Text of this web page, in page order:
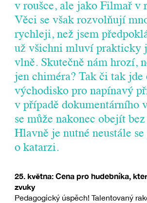
v roušce, ale jako Filmař v
Věci se však rozvolňují
rychleji, než jsem
už všichni mluví prakticky
vlně. Skutečně nám hrozí,
jen chiméra? Tak či tak jde
východisko pro napínavý
v případě dokumentárního
se může nakonec obejít
Hlavně je nutné neustále se
o katarzi.
25. května: Cena pro hudebníka,
zvuky
Pedagogický úspěch! Talentovaný